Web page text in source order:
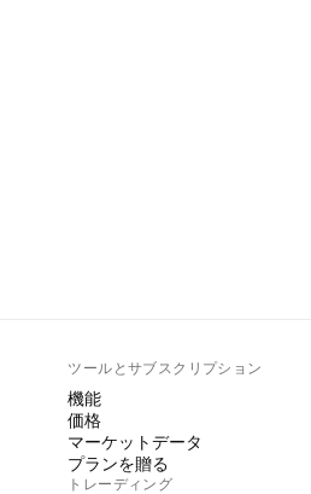
ツールとサブスクリプション
機能
価格
マーケットデータ
プランを贈る
トレーディング